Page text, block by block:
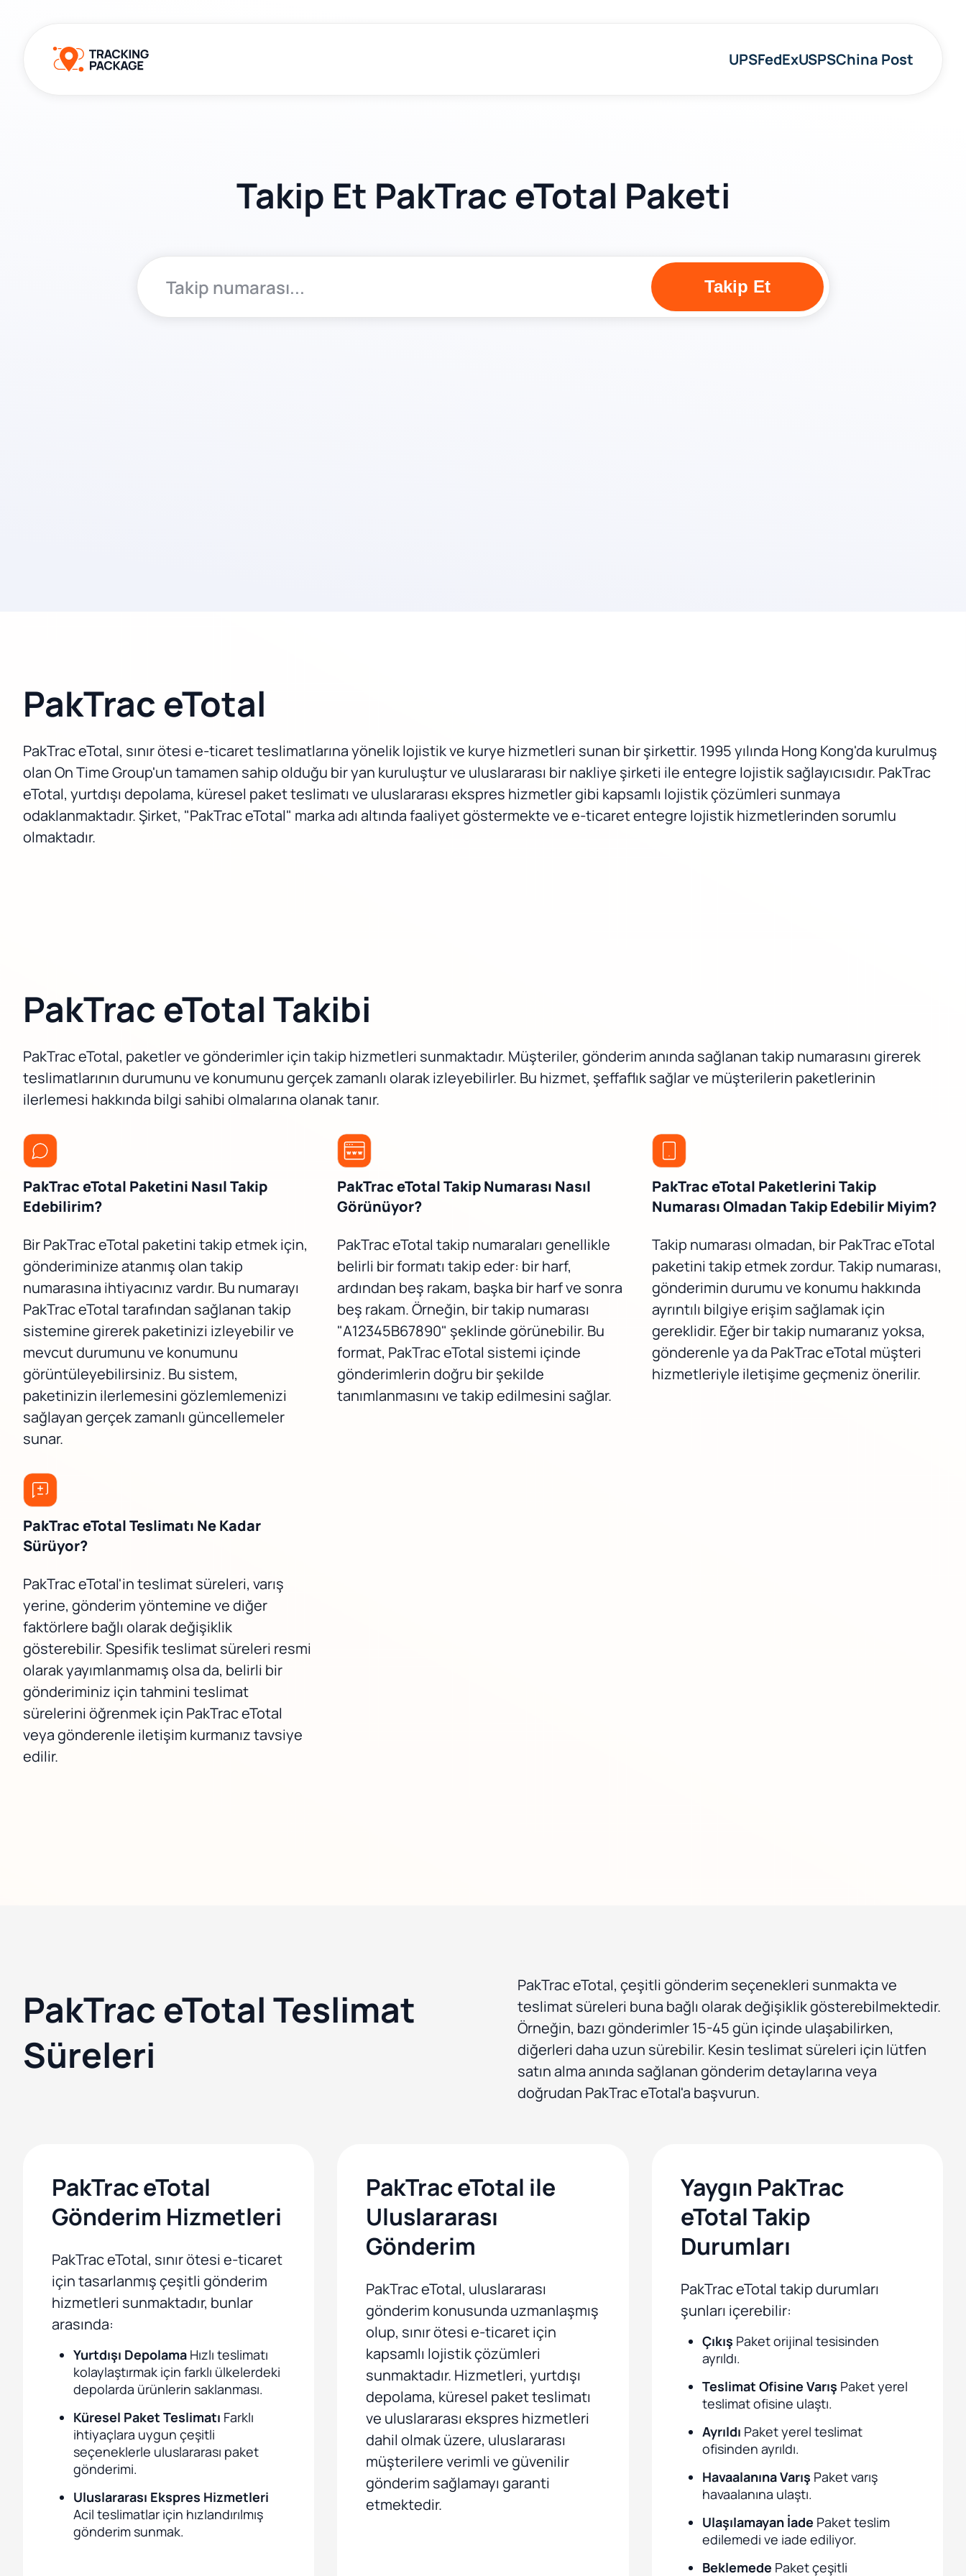
UPSFedExUSPSChina Post
Takip Et PakTrac eTotal Paketi
Takip Et
PakTrac eTotal
PakTrac eTotal, sınır ötesi e-ticaret teslimatlarına yönelik lojistik ve kurye hizmetleri sunan bir şirkettir. 1995 yılında Hong Kong'da kurulmuş
olan On Time Group'un tamamen sahip olduğu bir yan kuruluştur ve uluslararası bir nakliye şirketi ile entegre lojistik sağlayıcısıdır. PakTrac
eTotal, yurtdışı depolama, küresel paket teslimatı ve uluslararası ekspres hizmetler gibi kapsamlı lojistik çözümleri sunmaya
odaklanmaktadır. Şirket, "PakTrac eTotal" marka adı altında faaliyet göstermekte ve e-ticaret entegre lojistik hizmetlerinden sorumlu
olmaktadır.
PakTrac eTotal Takibi
PakTrac eTotal, paketler ve gönderimler için takip hizmetleri sunmaktadır. Müşteriler, gönderim anında sağlanan takip numarasını girerek
teslimatlarının durumunu ve konumunu gerçek zamanlı olarak izleyebilirler. Bu hizmet, şeffaflık sağlar ve müşterilerin paketlerinin
ilerlemesi hakkında bilgi sahibi olmalarına olanak tanır.
PakTrac eTotal Paketini Nasıl Takip
Edebilirim?
Bir PakTrac eTotal paketini takip etmek için,
gönderiminize atanmış olan takip
numarasına ihtiyacınız vardır. Bu numarayı
PakTrac eTotal tarafından sağlanan takip
sistemine girerek paketinizi izleyebilir ve
mevcut durumunu ve konumunu
görüntüleyebilirsiniz. Bu sistem,
paketinizin ilerlemesini gözlemlemenizi
sağlayan gerçek zamanlı güncellemeler
sunar.
PakTrac eTotal Takip Numarası Nasıl
Görünüyor?
PakTrac eTotal takip numaraları genellikle
belirli bir formatı takip eder: bir harf,
ardından beş rakam, başka bir harf ve sonra
beş rakam. Örneğin, bir takip numarası
"A12345B67890" şeklinde görünebilir. Bu
format, PakTrac eTotal sistemi içinde
gönderimlerin doğru bir şekilde
tanımlanmasını ve takip edilmesini sağlar.
PakTrac eTotal Paketlerini Takip
Numarası Olmadan Takip Edebilir Miyim?
Takip numarası olmadan, bir PakTrac eTotal
paketini takip etmek zordur. Takip numarası,
gönderimin durumu ve konumu hakkında
ayrıntılı bilgiye erişim sağlamak için
gereklidir. Eğer bir takip numaranız yoksa,
gönderenle ya da PakTrac eTotal müşteri
hizmetleriyle iletişime geçmeniz önerilir.
PakTrac eTotal Teslimatı Ne Kadar
Sürüyor?
PakTrac eTotal'in teslimat süreleri, varış
yerine, gönderim yöntemine ve diğer
faktörlere bağlı olarak değişiklik
gösterebilir. Spesifik teslimat süreleri resmi
olarak yayımlanmamış olsa da, belirli bir
gönderiminiz için tahmini teslimat
sürelerini öğrenmek için PakTrac eTotal
veya gönderenle iletişim kurmanız tavsiye
edilir.
PakTrac eTotal Teslimat
Süreleri
PakTrac eTotal, çeşitli gönderim seçenekleri sunmakta ve
teslimat süreleri buna bağlı olarak değişiklik gösterebilmektedir.
Örneğin, bazı gönderimler 15-45 gün içinde ulaşabilirken,
diğerleri daha uzun sürebilir. Kesin teslimat süreleri için lütfen
satın alma anında sağlanan gönderim detaylarına veya
doğrudan PakTrac eTotal'a başvurun.
PakTrac eTotal
Gönderim Hizmetleri
PakTrac eTotal, sınır ötesi e-ticaret
için tasarlanmış çeşitli gönderim
hizmetleri sunmaktadır, bunlar
arasında:
Yurtdışı Depolama Hızlı teslimatı
kolaylaştırmak için farklı ülkelerdeki
depolarda ürünlerin saklanması.
Küresel Paket Teslimatı Farklı
ihtiyaçlara uygun çeşitli
seçeneklerle uluslararası paket
gönderimi.
Uluslararası Ekspres Hizmetleri
Acil teslimatlar için hızlandırılmış
gönderim sunmak.
PakTrac eTotal ile
Uluslararası
Gönderim
PakTrac eTotal, uluslararası
gönderim konusunda uzmanlaşmış
olup, sınır ötesi e-ticaret için
kapsamlı lojistik çözümleri
sunmaktadır. Hizmetleri, yurtdışı
depolama, küresel paket teslimatı
ve uluslararası ekspres hizmetleri
dahil olmak üzere, uluslararası
müşterilere verimli ve güvenilir
gönderim sağlamayı garanti
etmektedir.
Yaygın PakTrac
eTotal Takip
Durumları
PakTrac eTotal takip durumları
şunları içerebilir:
Çıkış Paket orijinal tesisinden
ayrıldı.
Teslimat Ofisine Varış Paket yerel
teslimat ofisine ulaştı.
Ayrıldı Paket yerel teslimat
ofisinden ayrıldı.
Havaalanına Varış Paket varış
havaalanına ulaştı.
Ulaşılamayan İade Paket teslim
edilemedi ve iade ediliyor.
Beklemede Paket çeşitli